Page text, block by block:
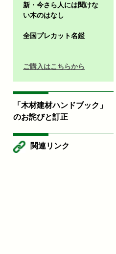
新・今さら人には聞けな
い木のはなし
全国プレカット名鑑
ご購入はこちらから
「木材建材ハンドブック」
のお詫びと訂正
関連リンク